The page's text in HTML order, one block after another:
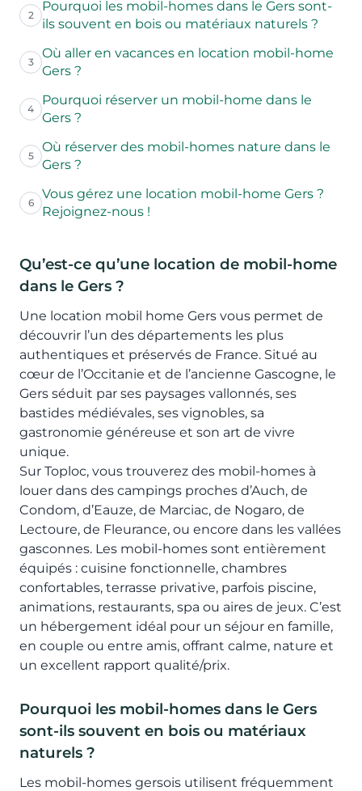
2
Pourquoi les mobil-homes dans le Gers sont-
ils souvent en bois ou matériaux naturels ?
3
Où aller en vacances en location mobil-home
Gers ?
4
Pourquoi réserver un mobil-home dans le
Gers ?
5
Où réserver des mobil-homes nature dans le
Gers ?
6
Vous gérez une location mobil-home Gers ?
Rejoignez-nous !
Qu’est-ce qu’une location de mobil-home
dans le Gers ?
Une location mobil home Gers vous permet de
découvrir l’un des départements les plus
authentiques et préservés de France. Situé au
cœur de l’Occitanie et de l’ancienne Gascogne, le
Gers séduit par ses paysages vallonnés, ses
bastides médiévales, ses vignobles, sa
gastronomie généreuse et son art de vivre
unique.
Sur Toploc, vous trouverez des mobil-homes à
louer dans des campings proches d’Auch, de
Condom, d’Eauze, de Marciac, de Nogaro, de
Lectoure, de Fleurance, ou encore dans les vallées
gasconnes. Les mobil-homes sont entièrement
équipés : cuisine fonctionnelle, chambres
confortables, terrasse privative, parfois piscine,
animations, restaurants, spa ou aires de jeux. C’est
un hébergement idéal pour un séjour en famille,
en couple ou entre amis, offrant calme, nature et
un excellent rapport qualité/prix.
Pourquoi les mobil-homes dans le Gers
sont-ils souvent en bois ou matériaux
naturels ?
Les mobil-homes gersois utilisent fréquemment